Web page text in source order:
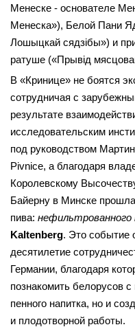
Менеске - основателе
Менеска»), Белой Пани
Лошыцкай сядзібы») и
ратуше («Прывід
В «Кринице» не боятся
сотрудничая с
результате
исследовательским
под руководством
Pivnice, а благодаря
Королевскому
Байерну в Минске
пива: нефильтрованного
Kaltenberg. Это событие
десятилетие
Германии, благодаря
познакомить белорусов
пенного напитка, но и
и плодотворной работы.